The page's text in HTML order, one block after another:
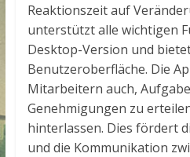
Reaktionszeit auf
unterstützt alle wichtigen
Desktop-Version und
Benutzeroberfläche. Die
Mitarbeitern auch,
Genehmigungen zu
hinterlassen. Dies fördert
und die Kommunikation